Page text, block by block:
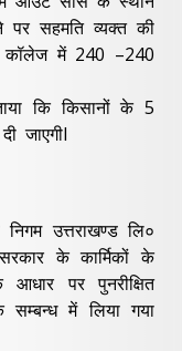
पर सहमति व्यक्त की
कॉलेज में 240 –240
कि किसानों के 5
जाएगीl
उत्तराखण्ड लि०
के कार्मिकों के
पर पुनरीक्षित
सम्बन्ध में लिया गया